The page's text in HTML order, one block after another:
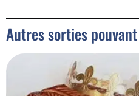
Autres sorties